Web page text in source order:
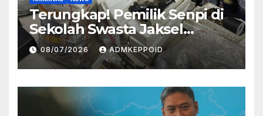
Terungkap! Pemilik Senpi di
Sekolah Swasta Jaksel
Ternyata Direktur
Perusahaan Airsoft Gun
Impor
08/07/2026 ADMKEPPOID